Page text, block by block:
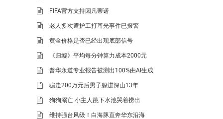
FIFA官方支持因凡蒂诺
老人多次遭护工打耳光事件已报警
黄金价格是否已经出现底部信号
《归墟》平均每分钟算力成本2000元
普华永道专业报告被测出100%由AI生成
骗走200万元后男子躲进深山13年
狗狗溺亡 小主人跳下水池哭着捞出
维持强台风级！白海豚直奔华东沿海